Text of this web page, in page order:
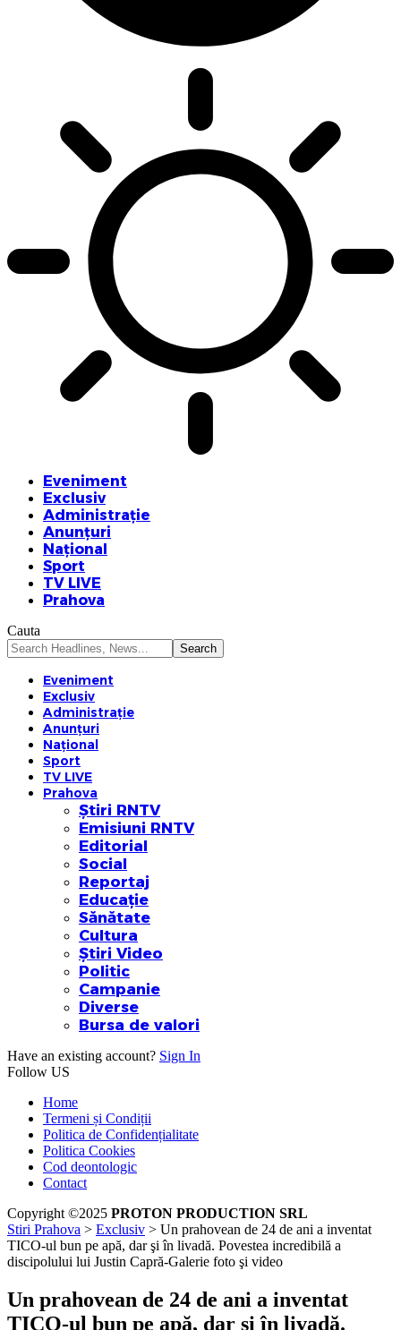
Eveniment
Exclusiv
Administrație
Anunțuri
Național
Sport
TV LIVE
Prahova
Cauta
Eveniment
Exclusiv
Administrație
Anunțuri
Național
Sport
TV LIVE
Prahova
Știri RNTV
Emisiuni RNTV
Editorial
Social
Reportaj
Educație
Sănătate
Cultura
Știri Video
Politic
Campanie
Diverse
Bursa de valori
Have an existing account? Sign In
Follow US
Home
Termeni și Condiții
Politica de Confidențialitate
Politica Cookies
Cod deontologic
Contact
Copyright ©2025 PROTON PRODUCTION SRL
Stiri Prahova > Exclusiv > Un prahovean de 24 de ani a inventat
TICO-ul bun pe apă, dar şi în livadă. Povestea incredibilă a
discipolului lui Justin Capră-Galerie foto şi video
Un prahovean de 24 de ani a inventat
TICO-ul bun pe apă, dar şi în livadă.